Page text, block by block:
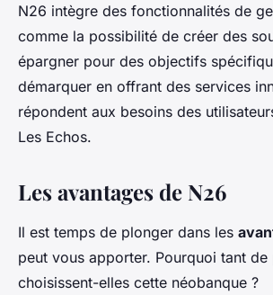
N26 intègre des fonctionnalités de
comme la possibilité de créer des
épargner pour des objectifs
démarquer en offrant des services
répondent aux besoins des
Les Echos.
Les avantages de N26
Il est temps de plonger dans les
peut vous apporter. Pourquoi tant de
choisissent-elles cette néobanque ?